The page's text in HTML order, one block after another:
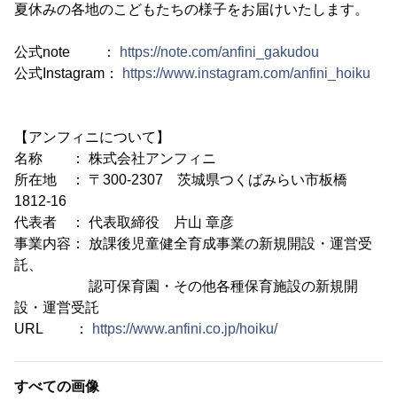
夏休みの各地のこどもたちの様子をお届けいたします。
公式note ：
https://note.com/anfini_gakudou
公式Instagram：
https://www.instagram.com/anfini_hoiku
【アンフィニについて】
名称 ： 株式会社アンフィニ
所在地 ： 〒300-2307 茨城県つくばみらい市板橋
1812-16
代表者 ： 代表取締役 片山 章彦
事業内容： 放課後児童健全育成事業の新規開設・運営受
託、
認可保育園・その他各種保育施設の新規開
設・運営受託
URL ：
https://www.anfini.co.jp/hoiku/
すべての画像